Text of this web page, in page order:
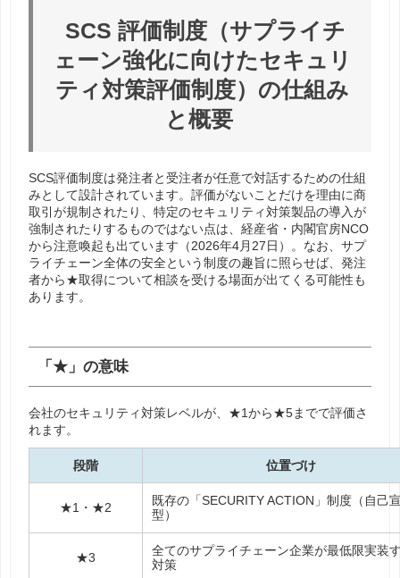
SCS 評価制度（サプライチ
ェーン強化に向けたセキュリ
ティ対策評価制度）の仕組み
と概要
SCS評価制度は発注者と受注者が任意で対話するための仕組
みとして設計されています。評価がないことだけを理由に商
取引が規制されたり、特定のセキュリティ対策製品の導入が
強制されたりするものではない点は、経産省・内閣官房NCO
から注意喚起も出ています（2026年4月27日）。なお、サプ
ライチェーン全体の安全という制度の趣旨に照らせば、発注
者から★取得について相談を受ける場面が出てくる可能性も
あります。
「★」の意味
会社のセキュリティ対策レベルが、★1から★5までで評価さ
れます。
段階 位置づけ
★1・★2
既存の「SECURITY ACTION」制度（自己
型）
★3
全てのサプライチェーン企業が最低限実装
対策